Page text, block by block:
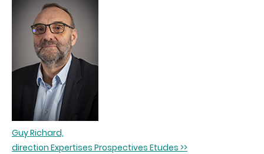
Guy Richard,
direction Expertises Prospectives Etudes >>